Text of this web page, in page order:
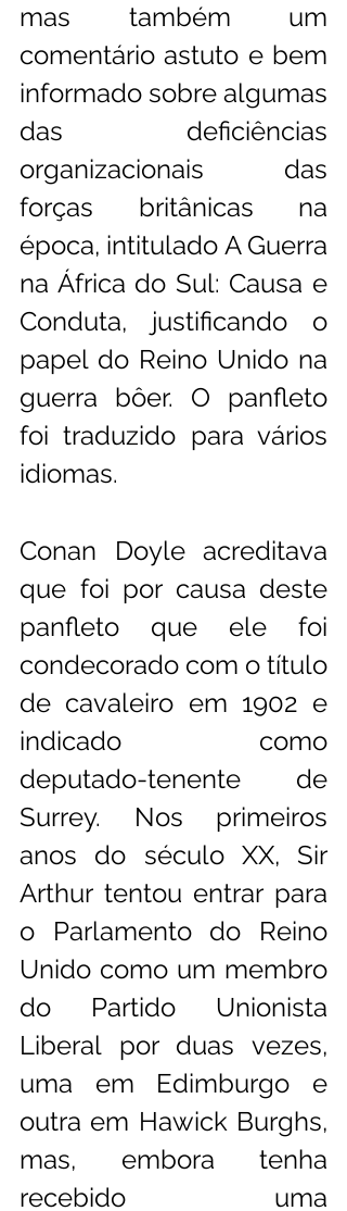
mas também um
comentário astuto e bem
informado sobre algumas
das deficiências
organizacionais das
forças britânicas na
época, intitulado A Guerra
na África do Sul: Causa e
Conduta, justificando o
papel do Reino Unido na
guerra bôer. O panfleto
foi traduzido para vários
idiomas.
Conan Doyle acreditava
que foi por causa deste
panfleto que ele foi
condecorado com o título
de cavaleiro em 1902 e
indicado como
deputado-tenente de
Surrey. Nos primeiros
anos do século XX, Sir
Arthur tentou entrar para
o Parlamento do Reino
Unido como um membro
do Partido Unionista
Liberal por duas vezes,
uma em Edimburgo e
outra em Hawick Burghs,
mas, embora tenha
recebido uma